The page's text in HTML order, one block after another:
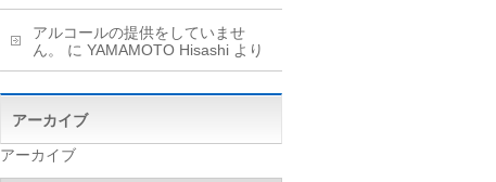
アルコールの提供をしていませ
ん。
に YAMAMOTO Hisashi より
アーカイブ
アーカイブ